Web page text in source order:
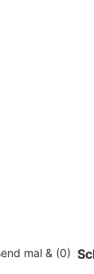
mal & (0)